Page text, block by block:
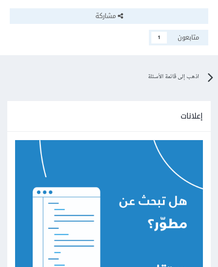
مشاركة
متابعون
1
اذهب إلى قائمة الأسئلة
إعلانات